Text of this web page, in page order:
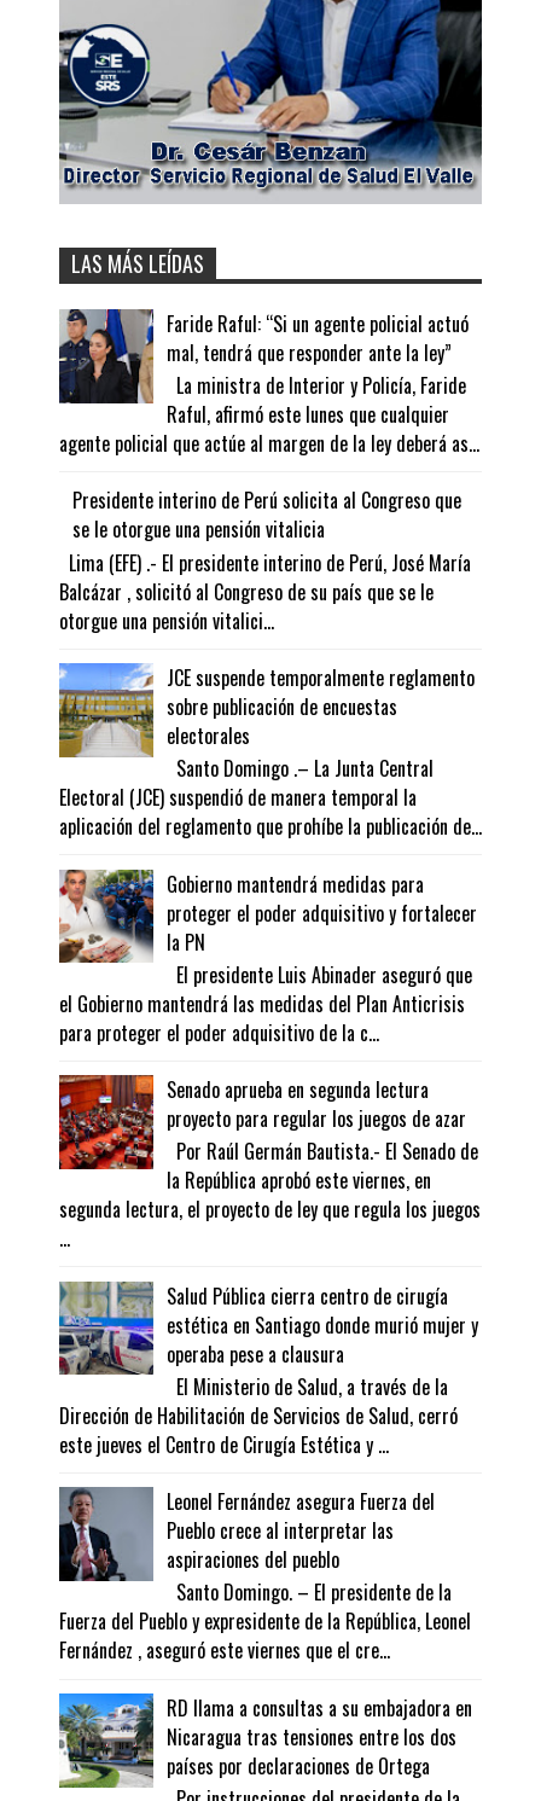
LAS MÁS LEÍDAS
Faride Raful: “Si un agente policial actuó
mal, tendrá que responder ante la ley”
La ministra de Interior y Policía, Faride
Raful, afirmó este lunes que cualquier
agente policial que actúe al margen de la ley deberá as...
Presidente interino de Perú solicita al Congreso que
se le otorgue una pensión vitalicia
Lima (EFE) .- El presidente interino de Perú, José María
Balcázar , solicitó al Congreso de su país que se le
otorgue una pensión vitalici...
JCE suspende temporalmente reglamento
sobre publicación de encuestas
electorales
Santo Domingo .– La Junta Central
Electoral (JCE) suspendió de manera temporal la
aplicación del reglamento que prohíbe la publicación de...
Gobierno mantendrá medidas para
proteger el poder adquisitivo y fortalecer
la PN
El presidente Luis Abinader aseguró que
el Gobierno mantendrá las medidas del Plan Anticrisis
para proteger el poder adquisitivo de la c...
Senado aprueba en segunda lectura
proyecto para regular los juegos de azar
Por Raúl Germán Bautista.- El Senado de
la República aprobó este viernes, en
segunda lectura, el proyecto de ley que regula los juegos
...
Salud Pública cierra centro de cirugía
estética en Santiago donde murió mujer y
operaba pese a clausura
El Ministerio de Salud, a través de la
Dirección de Habilitación de Servicios de Salud, cerró
este jueves el Centro de Cirugía Estética y ...
Leonel Fernández asegura Fuerza del
Pueblo crece al interpretar las
aspiraciones del pueblo
Santo Domingo. – El presidente de la
Fuerza del Pueblo y expresidente de la República, Leonel
Fernández , aseguró este viernes que el cre...
RD llama a consultas a su embajadora en
Nicaragua tras tensiones entre los dos
países por declaraciones de Ortega